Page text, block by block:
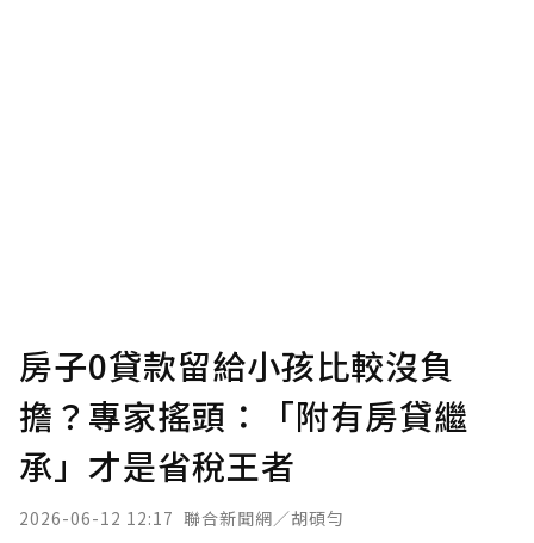
房子0貸款留給小孩比較沒負
擔？專家搖頭：「附有房貸繼
承」才是省稅王者
2026-06-12 12:17 聯合新聞網／胡碩勻